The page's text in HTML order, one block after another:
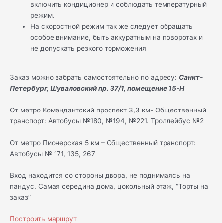
включить кондиционер и соблюдать температурный
режим.
На скоростной режим так же следует обращать
особое внимание, быть аккуратным на поворотах и
не допускать резкого торможения
Заказ можно забрать самостоятельно по адресу: Санкт-
Петербург, Шуваловский пр. 37/1, помещение 15-Н
От метро Комендантский проспект 3,3 км- Общественный
транспорт: Автобусы №180, №194, №221. Троллейбус №2
От метро Пионерская 5 км – Общественный транспорт:
Автобусы № 171, 135, 267
Вход находится со стороны двора, не поднимаясь на
пандус. Самая середина дома, цокольный этаж, “Торты на
заказ”
Построить маршрут